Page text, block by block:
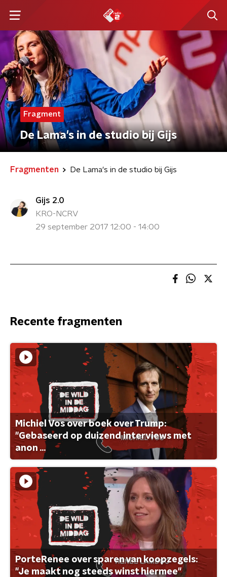
Fragment
De Lama's in de studio bij Gijs
Fragmenten De Lama's in de studio bij Gijs
Gijs 2.0
KRO-NCRV
29 september 2017 12:00 - 14:00
Recente fragmenten
Michiel Vos over boek over Trump:
"Gebaseerd op duizend interviews met
anon ...
PorteRenee over sparen van koopzegels:
"Je maakt nog steeds winst hiermee"